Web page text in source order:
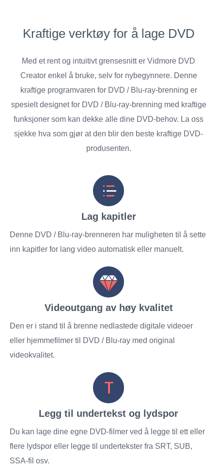
Kraftige verktøy for å lage DVD
Med et rent og intuitivt grensesnitt er Vidmore DVD
Creator enkel å bruke, selv for nybegynnere. Denne
kraftige programvaren for DVD / Blu-ray-brenning er
spesielt designet for DVD / Blu-ray-brenning med kraftige
funksjoner som kan dekke alle dine DVD-behov. La oss
sjekke hva som gjør at den blir den beste kraftige DVD-
produsenten.
Lag kapitler
Denne DVD / Blu-ray-brenneren har muligheten til å sette
inn kapitler for lang video automatisk eller manuelt.
Videoutgang av høy kvalitet
Den er i stand til å brenne nedlastede digitale videoer
eller hjemmefilmer til DVD / Blu-ray med original
videokvalitet.
Legg til undertekst og lydspor
Du kan lage dine egne DVD-filmer ved å legge til ett eller
flere lydspor eller legge til undertekster fra SRT, SUB,
SSA-fil osv.